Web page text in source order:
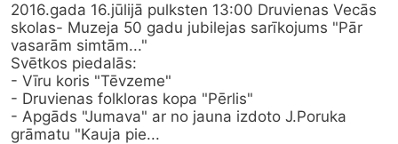
2016.gada 16.jūlijā pulksten 13:00 Druvienas Vecās
skolas- Muzeja 50 gadu jubilejas sarīkojums "Pār
vasarām simtām..."
Svētkos piedalās:
- Vīru koris "Tēvzeme"
- Druvienas folkloras kopa "Pērlis"
- Apgāds "Jumava" ar no jauna izdoto J.Poruka
grāmatu "Kauja pie...